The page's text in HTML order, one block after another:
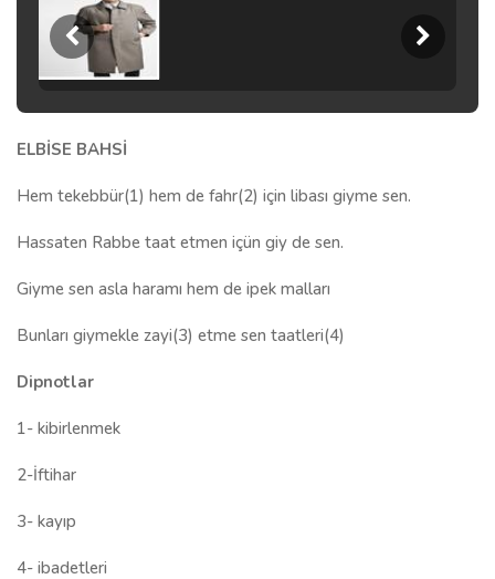
ELBİSE BAHSİ
Hem tekebbür(1) hem de fahr(2) için libası giyme sen.
Hassaten Rabbe taat etmen içün giy de sen.
Giyme sen asla haramı hem de ipek malları
Bunları giymekle zayi(3) etme sen taatleri(4)
Dipnotlar
1- kibirlenmek
2-İftihar
3- kayıp
4- ibadetleri